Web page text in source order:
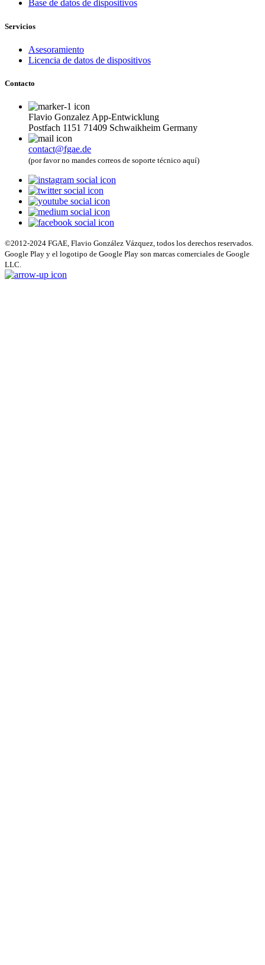
Base de datos de dispositivos
Servicios
Asesoramiento
Licencia de datos de dispositivos
Contacto
Flavio Gonzalez App-Entwicklung
Postfach 1151 71409 Schwaikheim Germany
contact@fgae.de
(por favor no mandes correos de soporte técnico aquí)
©2012-2024 FGAE, Flavio González Vázquez, todos los derechos reservados.
Google Play y el logotipo de Google Play son marcas comerciales de Google
LLC.